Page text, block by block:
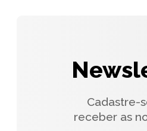
Cadastre-
receber as